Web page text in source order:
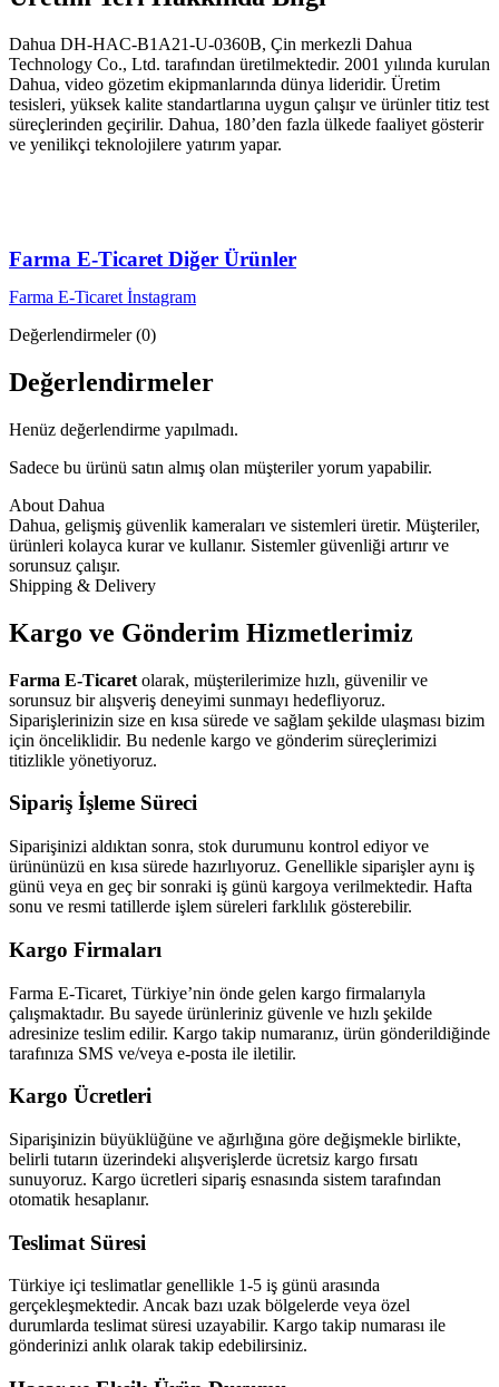
Dahua DH-HAC-B1A21-U-0360B, Çin merkezli Dahua
Technology Co., Ltd. tarafından üretilmektedir. 2001 yılında kurulan
Dahua, video gözetim ekipmanlarında dünya lideridir. Üretim
tesisleri, yüksek kalite standartlarına uygun çalışır ve ürünler titiz test
süreçlerinden geçirilir. Dahua, 180’den fazla ülkede faaliyet gösterir
ve yenilikçi teknolojilere yatırım yapar.
Farma E-Ticaret Diğer Ürünler
Farma E-Ticaret İnstagram
Değerlendirmeler (0)
Değerlendirmeler
Henüz değerlendirme yapılmadı.
Sadece bu ürünü satın almış olan müşteriler yorum yapabilir.
About Dahua
Dahua, gelişmiş güvenlik kameraları ve sistemleri üretir. Müşteriler,
ürünleri kolayca kurar ve kullanır. Sistemler güvenliği artırır ve
sorunsuz çalışır.
Shipping & Delivery
Kargo ve Gönderim Hizmetlerimiz
Farma E-Ticaret olarak, müşterilerimize hızlı, güvenilir ve
sorunsuz bir alışveriş deneyimi sunmayı hedefliyoruz.
Siparişlerinizin size en kısa sürede ve sağlam şekilde ulaşması bizim
için önceliklidir. Bu nedenle kargo ve gönderim süreçlerimizi
titizlikle yönetiyoruz.
Sipariş İşleme Süreci
Siparişinizi aldıktan sonra, stok durumunu kontrol ediyor ve
ürününüzü en kısa sürede hazırlıyoruz. Genellikle siparişler aynı iş
günü veya en geç bir sonraki iş günü kargoya verilmektedir. Hafta
sonu ve resmi tatillerde işlem süreleri farklılık gösterebilir.
Kargo Firmaları
Farma E-Ticaret, Türkiye’nin önde gelen kargo firmalarıyla
çalışmaktadır. Bu sayede ürünleriniz güvenle ve hızlı şekilde
adresinize teslim edilir. Kargo takip numaranız, ürün gönderildiğinde
tarafınıza SMS ve/veya e-posta ile iletilir.
Kargo Ücretleri
Siparişinizin büyüklüğüne ve ağırlığına göre değişmekle birlikte,
belirli tutarın üzerindeki alışverişlerde ücretsiz kargo fırsatı
sunuyoruz. Kargo ücretleri sipariş esnasında sistem tarafından
otomatik hesaplanır.
Teslimat Süresi
Türkiye içi teslimatlar genellikle 1-5 iş günü arasında
gerçekleşmektedir. Ancak bazı uzak bölgelerde veya özel
durumlarda teslimat süresi uzayabilir. Kargo takip numarası ile
gönderinizi anlık olarak takip edebilirsiniz.